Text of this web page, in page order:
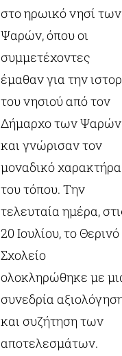
στο ηρωικό νησί των
Ψαρών, όπου οι
συμμετέχοντες
έμαθαν για την
του νησιού από τον
Δήμαρχο των Ψαρών
και γνώρισαν τον
μοναδικό χαρακτήρα
του τόπου. Την
τελευταία ημέρα,
20 Ιουλίου, το Θερινό
Σχολείο
ολοκληρώθηκε με
συνεδρία
και συζήτηση των
αποτελεσμάτων.